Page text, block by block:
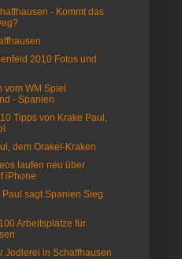
- Kommt das
2010 Fotos und
vom WM Spiel
- Spanien
Tipps von Krake Paul,
dem Orakel-Kraken
laufen neu über
iPhone
sagt Spanien Sieg
Arbeitsplätze für
Jodlerei in Schaffhausen